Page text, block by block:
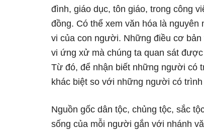
đình, giáo dục, tôn giáo, trong công
đồng. Có thể xem văn hóa là
vi của con người. Những điều cơ
vi ứng xử mà chúng ta quan sát
Từ đó, để nhận biết những người có
khác biệt so với những người có
Nguồn gốc dân tộc, chủng tộc, sắc
sống của mỗi người gắn với nhánh